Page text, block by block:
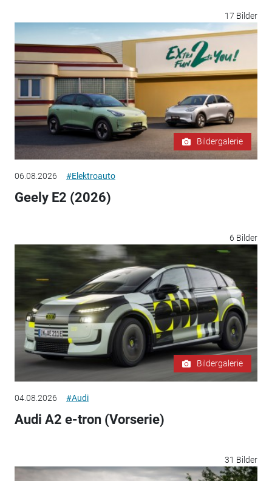
17 Bilder
Bildergalerie
06.08.2026 #Elektroauto
Geely E2 (2026)
6 Bilder
Bildergalerie
04.08.2026 #Audi
Audi A2 e-tron (Vorserie)
31 Bilder